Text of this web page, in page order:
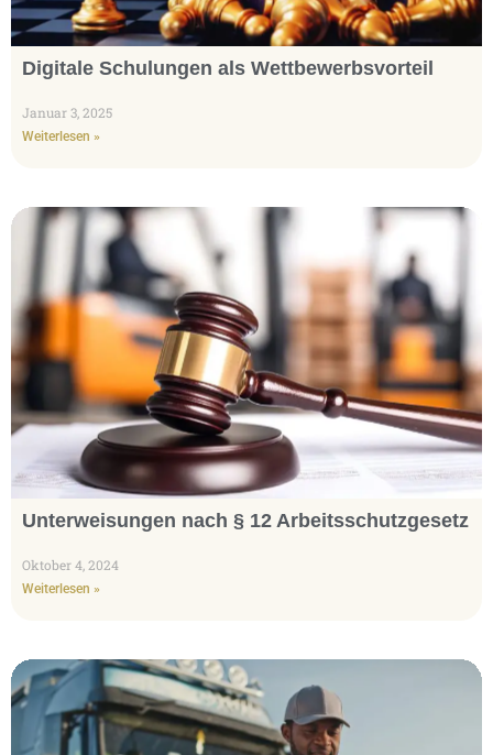
Digitale Schulungen als Wettbewerbsvorteil
Januar 3, 2025
Weiterlesen »
Unterweisungen nach § 12 Arbeitsschutzgesetz
Oktober 4, 2024
Weiterlesen »